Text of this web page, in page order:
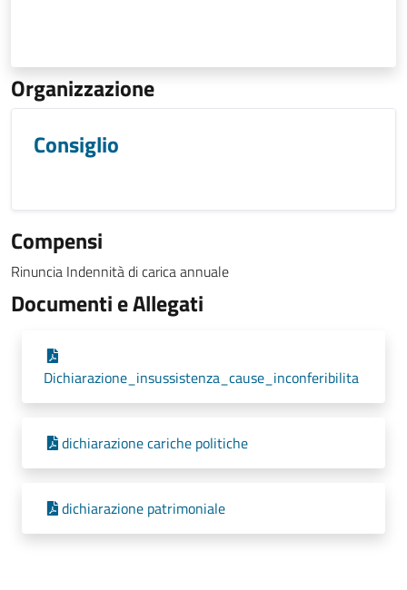
Organizzazione
Consiglio
Compensi
Rinuncia Indennità di carica annuale
Documenti e Allegati
Dichiarazione_insussistenza_cause_inconferibilita
dichiarazione cariche politiche
dichiarazione patrimoniale